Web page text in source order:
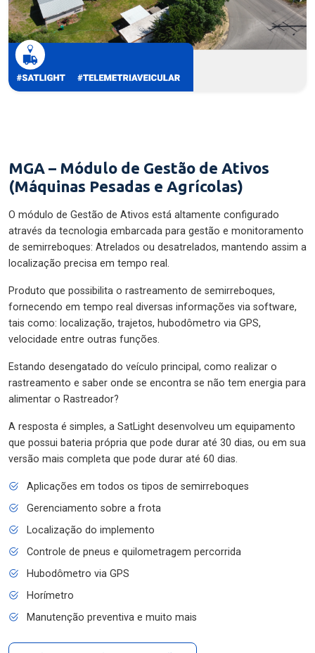
MGA – Módulo de Gestão de Ativos
(Máquinas Pesadas e Agrícolas)
O módulo de Gestão de Ativos está altamente configurado
através da tecnologia embarcada para gestão e monitoramento
de semirreboques: Atrelados ou desatrelados, mantendo assim a
localização precisa em tempo real.
Produto que possibilita o rastreamento de semirreboques,
fornecendo em tempo real diversas informações via software,
tais como: localização, trajetos, hubodômetro via GPS,
velocidade entre outras funções.
Estando desengatado do veículo principal, como realizar o
rastreamento e saber onde se encontra se não tem energia para
alimentar o Rastreador?
A resposta é simples, a SatLight desenvolveu um equipamento
que possui bateria própria que pode durar até 30 dias, ou em sua
versão mais completa que pode durar até 60 dias.
Aplicações em todos os tipos de semirreboques
Gerenciamento sobre a frota
Localização do implemento
Controle de pneus e quilometragem percorrida
Hubodômetro via GPS
Horímetro
Manutenção preventiva e muito mais